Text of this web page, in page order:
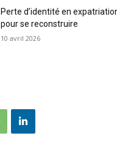
Perte d’identité en
pour se reconstruire
10 avril 2026